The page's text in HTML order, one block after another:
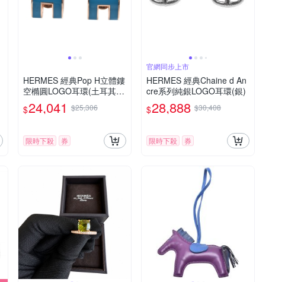
HERMES 經典Pop H立體鏤
空橢圓LOGO耳環(土耳其
藍/玫瑰金)
$24,041 $25,306
限時下殺 券
官網同步上市
HERMES 經典Chaine d An
cre系列純銀LOGO耳環(銀)
$28,888 $30,408
限時下殺 券